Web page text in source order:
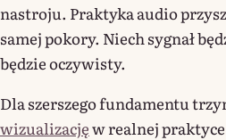
nastroju. Praktyka audio
samej pokory. Niech sygnał
będzie oczywisty.
Dla szerszego fundamentu
wizualizacjęw realnej